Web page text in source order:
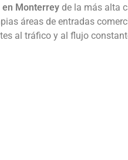
en Monterrey de la más alta
áreas de entradas
al tráfico y al flujo